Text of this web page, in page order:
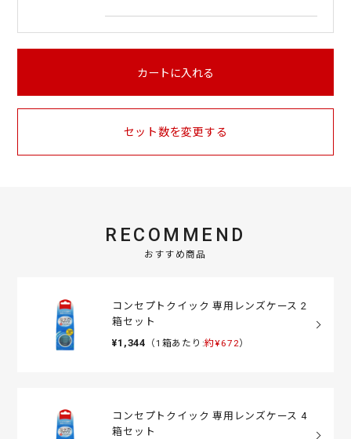
i
カートに入れる
セット数を変更する
RECOMMEND
おすすめ商品
コンセプトクイック 専用レンズケース 2
箱セット
¥1,344 （1箱あたり:約¥672）
コンセプトクイック 専用レンズケース 4
箱セット